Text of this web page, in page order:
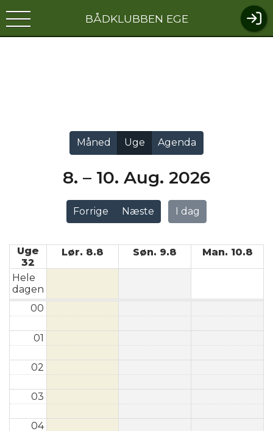
BÅDKLUBBEN EGE
Forrige Næste I dag
8. – 10. Aug. 2026
Måned Uge Agenda
Uge
32
Lør. 8.8 Søn. 9.8 Man. 10.8
Hele
dagen
00
01
02
03
04